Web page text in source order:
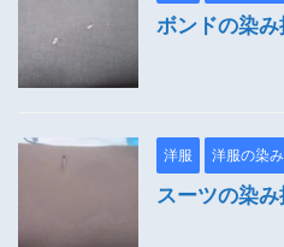
ボンドの染み
洋服 洋服の染
スーツの染み